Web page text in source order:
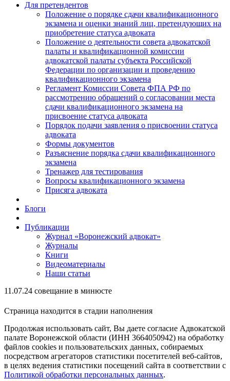
Для претендентов
Положение о порядке сдачи квалификационного
экзамена и оценки знаний лиц, претендующих на
приобретение статуса адвоката
Положение о деятельности совета адвокатской
палаты и квалификационной комиссии
адвокатской палаты субъекта Российской
Федерации по организации и проведению
квалификационного экзамена
Регламент Комиссии Совета ФПА РФ по
рассмотрению обращений о согласовании места
сдачи квалификационного экзамена на
присвоение статуса адвоката
Порядок подачи заявления о присвоении статуса
адвоката
Формы документов
Разъяснение порядка сдачи квалификационного
экзамена
Тренажер для тестирования
Вопросы квалификационного экзамена
Присяга адвоката
Блоги
Публикации
Журнал «Воронежский адвокат»
Журналы
Книги
Видеоматериалы
Наши статьи
11.07.24 совещание в минюсте
Страница находится в стадии наполнения
Продолжая использовать сайт, Вы даете согласие Адвокатской
палате Воронежской области (ИНН 3664050942) на обработку
файлов cookies и пользовательских данных, собираемых
посредством агрегаторов статистики посетителей веб-сайтов,
в целях ведения статистики посещений сайта в соответствии с
Политикой обработки персональных данных.